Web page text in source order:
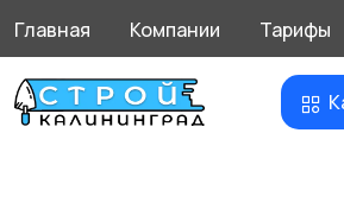
Главная Компании Тарифы